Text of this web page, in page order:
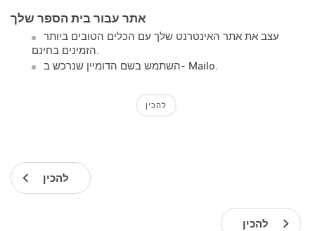
אתר עבור בית הספר שלך
עצב את אתר האינטרנט שלך עם הכלים הטובים ביותר
הזמינים בחינם.
השתמש בשם הדומיין שנרכש ב- Mailo.
להכין
להכין
להכין